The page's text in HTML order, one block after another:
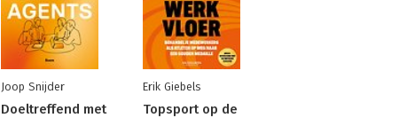
Joop Snijder
Doeltreffend met
Erik Giebels
Topsport op de